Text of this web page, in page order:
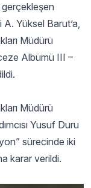
gerçekleşen
Yüksel Barut’a,
Müdürü
Albümü III –
Müdürü
Yusuf Duru
sürecinde iki
karar verildi.